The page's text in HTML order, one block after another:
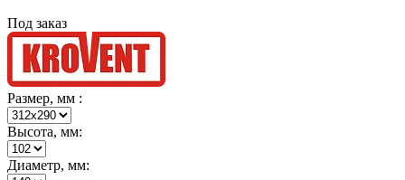
Под заказ
Размер, мм :
Высота, мм:
Диаметр, мм: